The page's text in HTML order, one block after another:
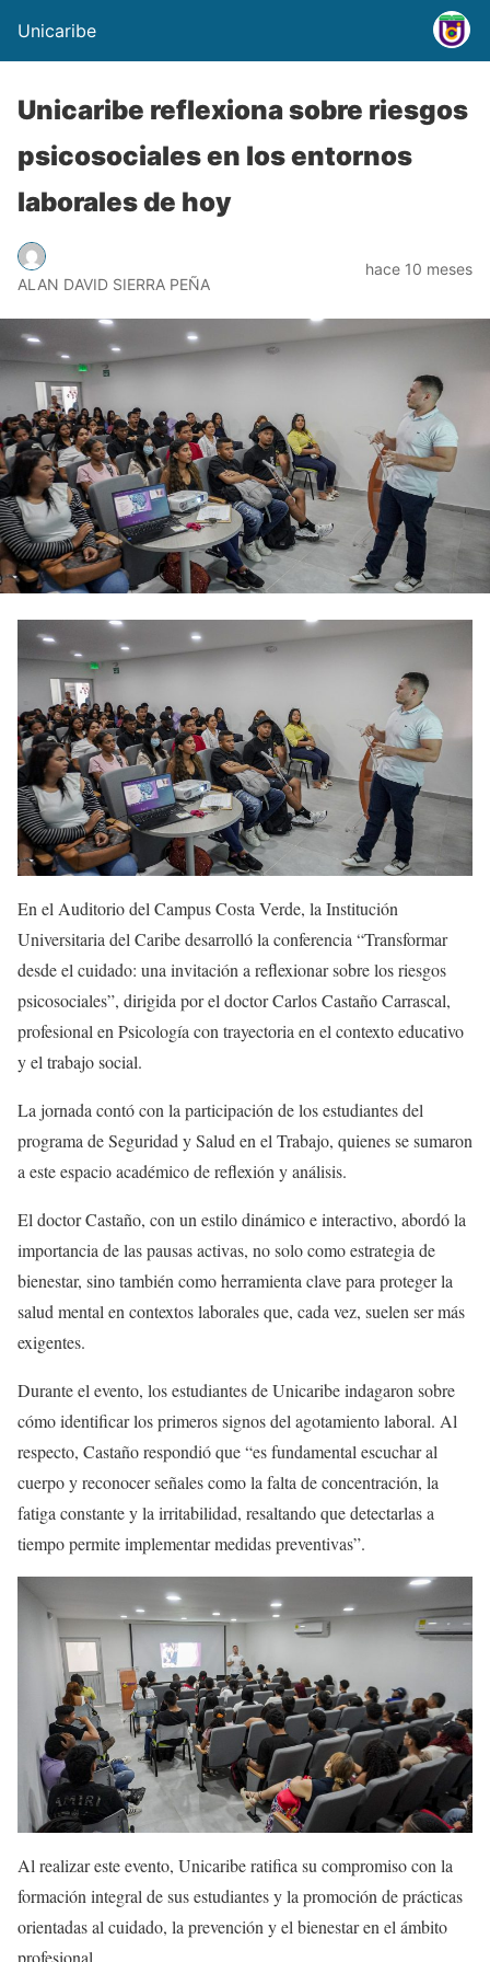
Unicaribe
Unicaribe reflexiona sobre riesgos
psicosociales en los entornos
laborales de hoy
ALAN DAVID SIERRA PEÑA
hace 10 meses
En el Auditorio del Campus Costa Verde, la Institución
Universitaria del Caribe desarrolló la conferencia “Transformar
desde el cuidado: una invitación a reflexionar sobre los riesgos
psicosociales”, dirigida por el doctor Carlos Castaño Carrascal,
profesional en Psicología con trayectoria en el contexto educativo
y el trabajo social.
La jornada contó con la participación de los estudiantes del
programa de Seguridad y Salud en el Trabajo, quienes se sumaron
a este espacio académico de reflexión y análisis.
El doctor Castaño, con un estilo dinámico e interactivo, abordó la
importancia de las pausas activas, no solo como estrategia de
bienestar, sino también como herramienta clave para proteger la
salud mental en contextos laborales que, cada vez, suelen ser más
exigentes.
Durante el evento, los estudiantes de Unicaribe indagaron sobre
cómo identificar los primeros signos del agotamiento laboral. Al
respecto, Castaño respondió que “es fundamental escuchar al
cuerpo y reconocer señales como la falta de concentración, la
fatiga constante y la irritabilidad, resaltando que detectarlas a
tiempo permite implementar medidas preventivas”.
Al realizar este evento, Unicaribe ratifica su compromiso con la
formación integral de sus estudiantes y la promoción de prácticas
orientadas al cuidado, la prevención y el bienestar en el ámbito
profesional.